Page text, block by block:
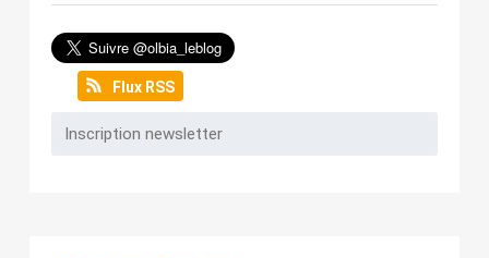
Flux RSS